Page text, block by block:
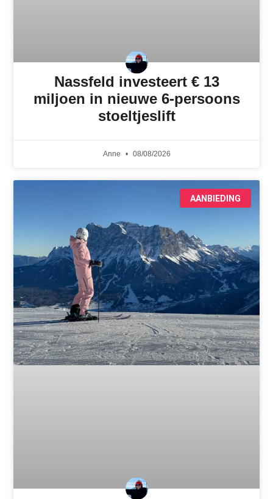
Nassfeld investeert € 13
miljoen in nieuwe 6-persoons
stoeltjeslift
Anne 08/08/2026
AANBIEDING